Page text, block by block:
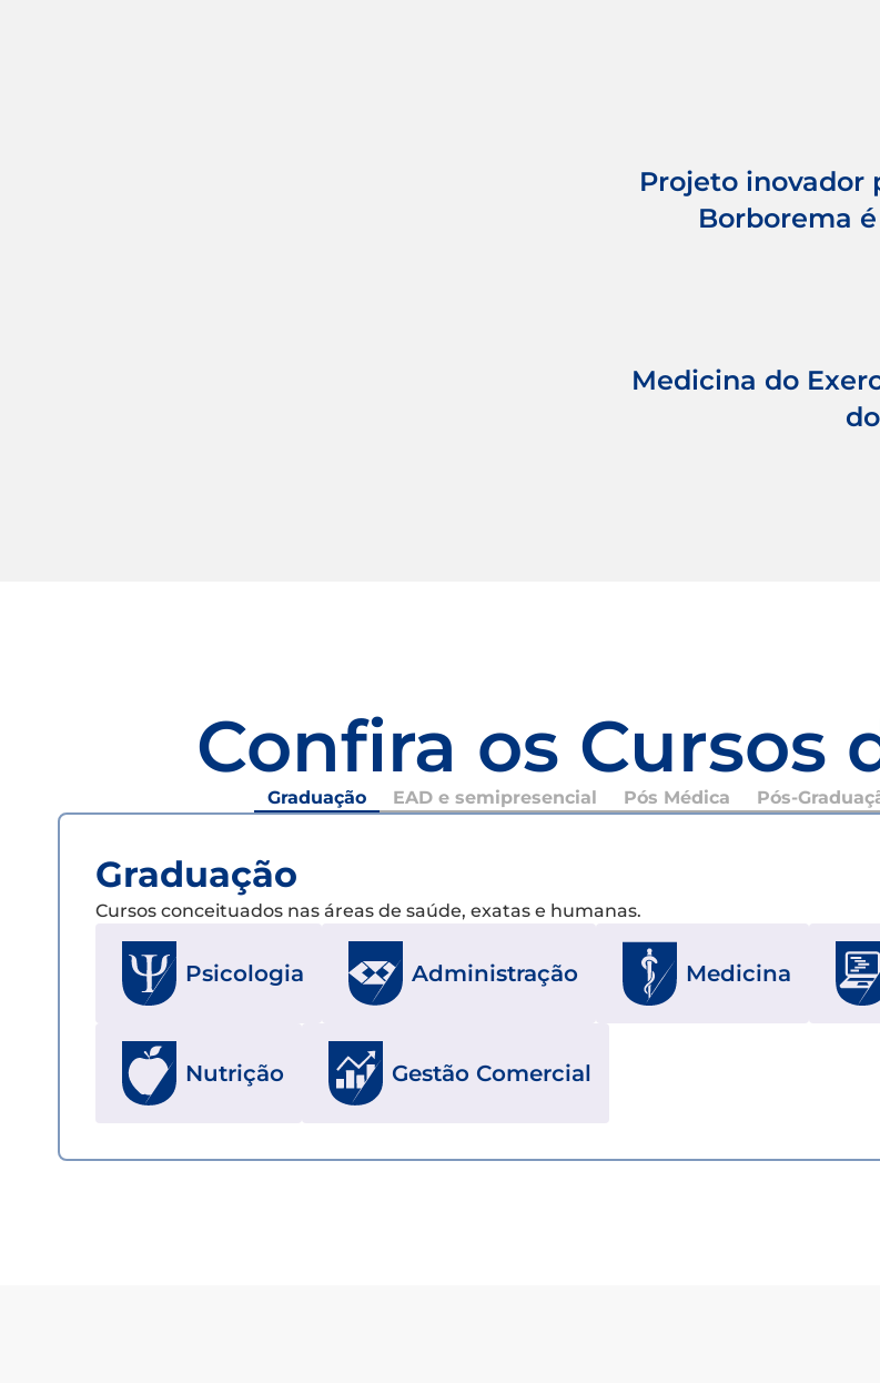
Projeto inovador
Borborema
Medicina do
Confira os Cursos
Graduação EAD e semipresencial Pós Médica Pós-
Graduação
Cursos conceituados nas áreas de saúde, exatas e humanas.
Psicologia Administração Medicina
Nutrição Gestão Comercial